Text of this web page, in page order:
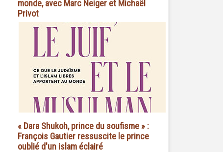
monde, avec Marc Neiger et Michaël
Privot
« Dara Shukoh, prince du soufisme » :
François Gautier ressuscite le prince
oublié d'un islam éclairé